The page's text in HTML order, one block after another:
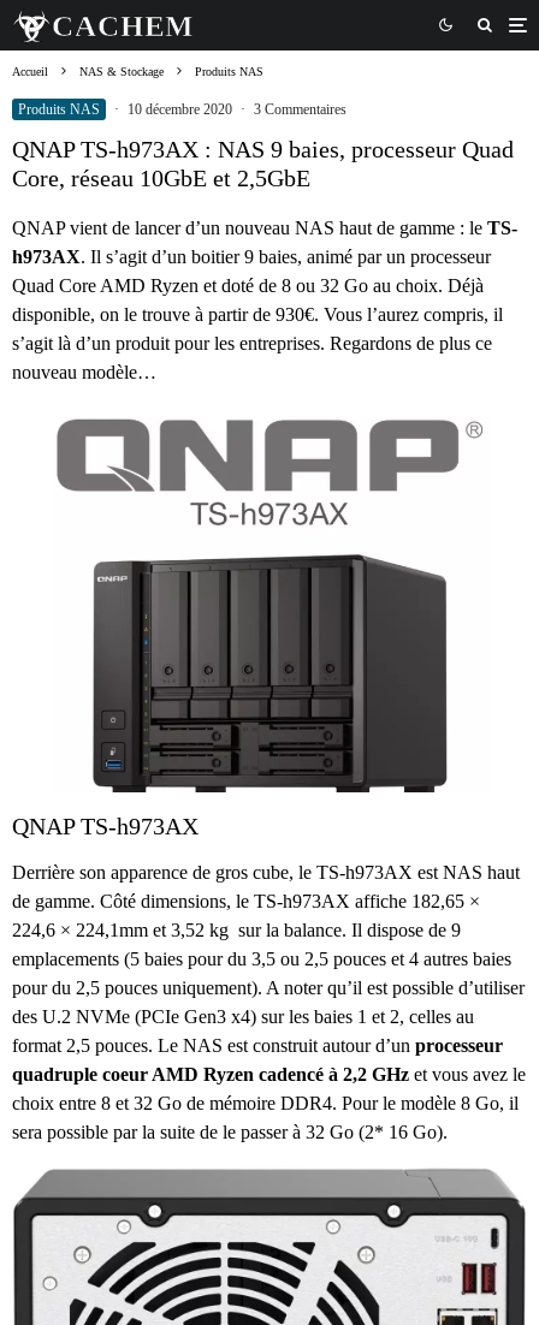
Accueil NAS & Stockage Produits NAS
Produits NAS · 10 décembre 2020 · 3 Commentaires
QNAP TS-h973AX : NAS 9 baies, processeur Quad
Core, réseau 10GbE et 2,5GbE
QNAP vient de lancer d’un nouveau NAS haut de gamme : le TS-
h973AX. Il s’agit d’un boitier 9 baies, animé par un processeur
Quad Core AMD Ryzen et doté de 8 ou 32 Go au choix. Déjà
disponible, on le trouve à partir de 930€. Vous l’aurez compris, il
s’agit là d’un produit pour les entreprises. Regardons de plus ce
nouveau modèle…
QNAP TS-h973AX
Derrière son apparence de gros cube, le TS-h973AX est NAS haut
de gamme. Côté dimensions, le TS-h973AX affiche 182,65 ×
224,6 × 224,1mm et 3,52 kg sur la balance. Il dispose de 9
emplacements (5 baies pour du 3,5 ou 2,5 pouces et 4 autres baies
pour du 2,5 pouces uniquement). A noter qu’il est possible d’utiliser
des U.2 NVMe (PCIe Gen3 x4) sur les baies 1 et 2, celles au
format 2,5 pouces. Le NAS est construit autour d’un processeur
quadruple coeur AMD Ryzen cadencé à 2,2 GHz et vous avez le
choix entre 8 et 32 Go de mémoire DDR4. Pour le modèle 8 Go, il
sera possible par la suite de le passer à 32 Go (2* 16 Go).